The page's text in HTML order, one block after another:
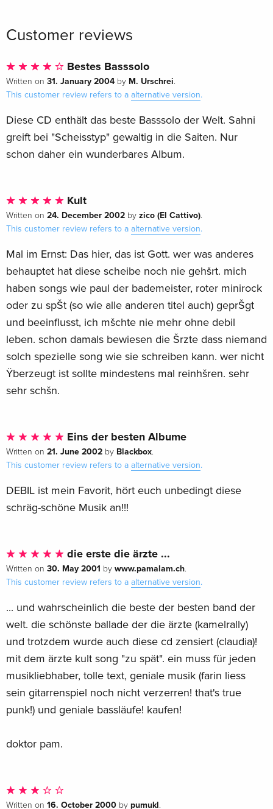
Customer reviews
Bestes Basssolo
Written on 31. January 2004 by M. Urschrei.
This customer review refers to a alternative version.
Diese CD enthält das beste Basssolo der Welt. Sahni
greift bei "Scheisstyp" gewaltig in die Saiten. Nur
schon daher ein wunderbares Album.
Kult
Written on 24. December 2002 by zico (El Cattivo).
This customer review refers to a alternative version.
Mal im Ernst: Das hier, das ist Gott. wer was anderes
behauptet hat diese scheibe noch nie gehšrt. mich
haben songs wie paul der bademeister, roter minirock
oder zu spŠt (so wie alle anderen titel auch) geprŠgt
und beeinflusst, ich mšchte nie mehr ohne debil
leben. schon damals bewiesen die Šrzte dass niemand
solch spezielle song wie sie schreiben kann. wer nicht
Ÿberzeugt ist sollte mindestens mal reinhšren. sehr
sehr schšn.
Eins der besten Albume
Written on 21. June 2002 by Blackbox.
This customer review refers to a alternative version.
DEBIL ist mein Favorit, hört euch unbedingt diese
schräg-schöne Musik an!!!
die erste die ärzte ...
Written on 30. May 2001 by www.pamalam.ch.
This customer review refers to a alternative version.
... und wahrscheinlich die beste der besten band der
welt. die schönste ballade der die ärzte (kamelrally)
und trotzdem wurde auch diese cd zensiert (claudia)!
mit dem ärzte kult song "zu spät". ein muss für jeden
musikliebhaber, tolle text, geniale musik (farin liess
sein gitarrenspiel noch nicht verzerren! that's true
punk!) und geniale bassläufe! kaufen!
doktor pam.
Written on 16. October 2000 by pumukl.